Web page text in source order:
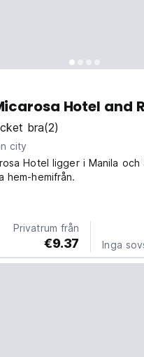
Hotel and
bra(2)
city
Hotel ligger i Manila och
hem-hemifrån.
Privatrum från
€9.37 Inga